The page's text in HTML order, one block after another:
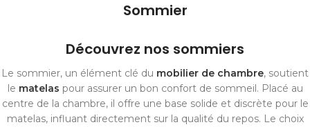
Sommier
Découvrez nos sommiers
Le sommier, un élément clé du mobilier de chambre, soutient
le matelas pour assurer un bon confort de sommeil. Placé au
centre de la chambre, il offre une base solide et discrète pour le
matelas, influant directement sur la qualité du repos. Le choix